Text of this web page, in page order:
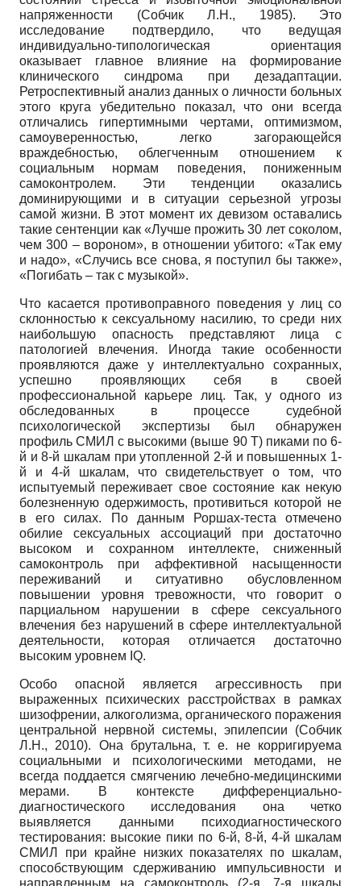
напряженности (Собчик Л.Н., 1985). Это
исследование подтвердило, что ведущая
индивидуально-типологическая ориентация
оказывает главное влияние на формирование
клинического синдрома при дезадаптации.
Ретроспективный анализ данных о личности больных
этого круга убедительно показал, что они всегда
отличались гипертимными чертами, оптимизмом,
самоуверенностью, легко загорающейся
враждебностью, облегченным отношением к
социальным нормам поведения, пониженным
самоконтролем. Эти тенденции оказались
доминирующими и в ситуации серьезной угрозы
самой жизни. В этот момент их девизом оставались
такие сентенции как «Лучше прожить 30 лет соколом,
чем 300 – вороном», в отношении убитого: «Так ему
и надо», «Случись все снова, я поступил бы также»,
«Погибать – так с музыкой».
Что касается противоправного поведения у лиц со
склонностью к сексуальному насилию, то среди них
наибольшую опасность представляют лица с
патологией влечения. Иногда такие особенности
проявляются даже у интеллектуально сохранных,
успешно проявляющих себя в своей
профессиональной карьере лиц. Так, у одного из
обследованных в процессе судебной
психологической экспертизы был обнаружен
профиль СМИЛ с высокими (выше 90 Т) пиками по 6-
й и 8-й шкалам при утопленной 2-й и повышенных 1-
й и 4-й шкалам, что свидетельствует о том, что
испытуемый переживает свое состояние как некую
болезненную одержимость, противиться которой не
в его силах. По данным Роршах-теста отмечено
обилие сексуальных ассоциаций при достаточно
высоком и сохранном интеллекте, сниженный
самоконтроль при аффективной насыщенности
переживаний и ситуативно обусловленном
повышении уровня тревожности, что говорит о
парциальном нарушении в сфере сексуального
влечения без нарушений в сфере интеллектуальной
деятельности, которая отличается достаточно
высоким уровнем IQ.
Особо опасной является агрессивность при
выраженных психических расстройствах в рамках
шизофрении, алкоголизма, органического поражения
центральной нервной системы, эпилепсии (Собчик
Л.Н., 2010). Она брутальна, т. е. не корригируема
социальными и психологическими методами, не
всегда поддается смягчению лечебно-медицинскими
мерами. В контексте дифференциально-
диагностического исследования она четко
выявляется данными психодиагностического
тестирования: высокие пики по 6-й, 8-й, 4-й шкалам
СМИЛ при крайне низких показателях по шкалам,
способствующим сдерживанию импульсивности и
направленным на самоконтроль (2-я, 7-я шкалы